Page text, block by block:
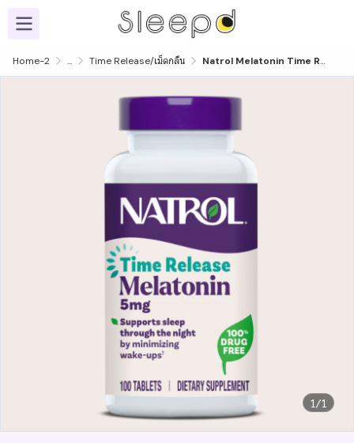
Home-2 ... Time Release/เม็ดกลืน Natrol Melatonin Time Release, 3 / 5 / 10 mg, 100 Tablets - เมลาโทนิน เม็ดกลืน
1/1